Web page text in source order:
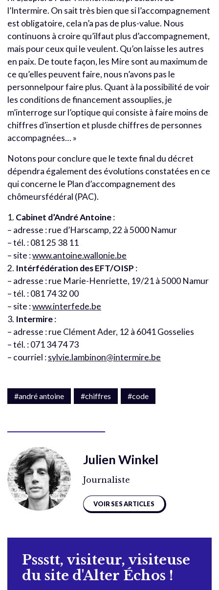
l’Intermire. On sait très bien que si l’accompagnement
est obligatoire, cela n’a pas de plus-value. Nous
continuons à croire qu’ilfaut plus d’accompagnement,
mais pour ceux qui le veulent. Qu’on laisse les autres
en paix. De toute façon, les Mire sont au maximum de
ce qu’elles peuvent faire, nous n’avons pas le
personnelpour faire plus. Quant à la possibilité de voir
les conditions de financement assouplies, je
m’interroge sur l’optique qui consiste à faire moins de
chiffres d’insertion et plusde chiffres de personnes
accompagnées… »
Notons pour conclure que le texte final du décret
dépendra également des évolutions constatées en ce
qui concerne le Plan d’accompagnement des
chômeursfédéral (PAC).
1. Cabinet d’André Antoine:
– adresse : rue d’Harscamp, 22 à 5000 Namur
– tél. : 081 25 38 11
– site :www.antoine.wallonie.be
2. Intérfédération des EFT/OISP :
– adresse : rue Marie-Henriette, 19/21 à 5000 Namur
– tél. : 081 74 32 00
– site :www.interfede.be
3. Intermire:
– adresse : rue Clément Ader, 12 à 6041 Gosselies
– tél. : 071 34 74 73
– courriel :sylvie.lambinon@intermire.be
#andré antoine #chiffres #code
Julien Winkel
Journaliste
VOIR SES ARTICLES
Pssstt, visiteur, visiteuse
du site d'Alter Échos !